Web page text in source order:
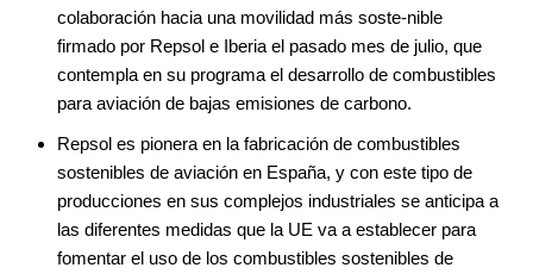
colaboración hacia una movilidad más soste-nible
firmado por Repsol e Iberia el pasado mes de julio, que
contempla en su programa el desarrollo de combustibles
para aviación de bajas emisiones de carbono.
Repsol es pionera en la fabricación de combustibles
sostenibles de aviación en España, y con este tipo de
producciones en sus complejos industriales se anticipa a
las diferentes medidas que la UE va a establecer para
fomentar el uso de los combustibles sostenibles de